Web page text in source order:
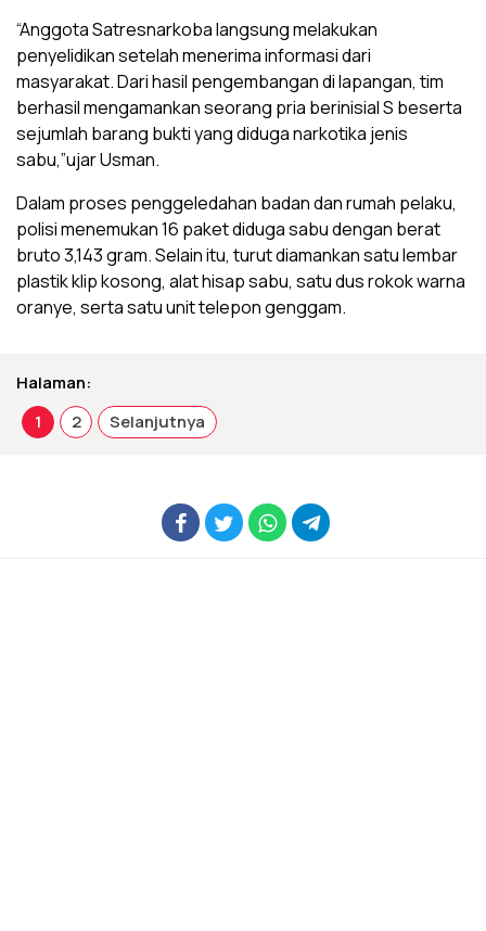
“Anggota Satresnarkoba langsung melakukan
penyelidikan setelah menerima informasi dari
masyarakat. Dari hasil pengembangan di lapangan, tim
berhasil mengamankan seorang pria berinisial S beserta
sejumlah barang bukti yang diduga narkotika jenis
sabu,”ujar Usman.
Dalam proses penggeledahan badan dan rumah pelaku,
polisi menemukan 16 paket diduga sabu dengan berat
bruto 3,143 gram. Selain itu, turut diamankan satu lembar
plastik klip kosong, alat hisap sabu, satu dus rokok warna
oranye, serta satu unit telepon genggam.
Halaman:
1
2 Selanjutnya